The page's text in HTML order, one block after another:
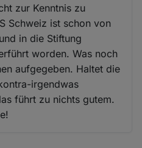
zur Kenntnis zu
Schweiz ist schon von
in die Stiftung
worden. Was noch
aufgegeben. Haltet die
irgendwas
führt zu nichts gutem.